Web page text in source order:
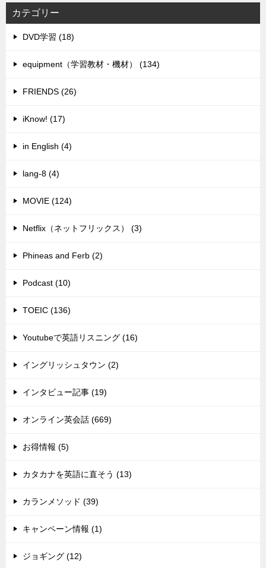
カテゴリー
DVD学習 (18)
equipment（学習教材・機材） (134)
FRIENDS (26)
iKnow! (17)
in English (4)
lang-8 (4)
MOVIE (124)
Netflix（ネットフリックス） (3)
Phineas and Ferb (2)
Podcast (10)
TOEIC (136)
Youtubeで英語リスニング (16)
イングリッシュタウン (2)
インタビュー記事 (19)
オンライン英会話 (669)
お得情報 (5)
カタカナを英語に直そう (13)
カランメソッド (39)
キャンペーン情報 (1)
ジョギング (12)